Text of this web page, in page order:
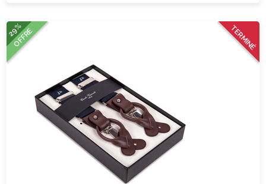
TERMINÉ
29%
OFFRE